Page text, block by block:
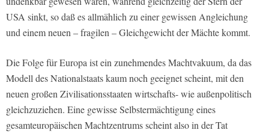
USA sinkt, so daß es allmählich zu einer gewissen Angleichung
und einem neuen – fragilen – Gleichgewicht der Mächte kommt.
Die Folge für Europa ist ein zunehmendes Machtvakuum, da das
Modell des Nationalstaats kaum noch geeignet scheint, mit den
neuen großen Zivilisationsstaaten wirtschafts- wie außenpolitisch
gleichzuziehen. Eine gewisse Selbstermächtigung eines
gesamteuropäischen Machtzentrums scheint also in der Tat